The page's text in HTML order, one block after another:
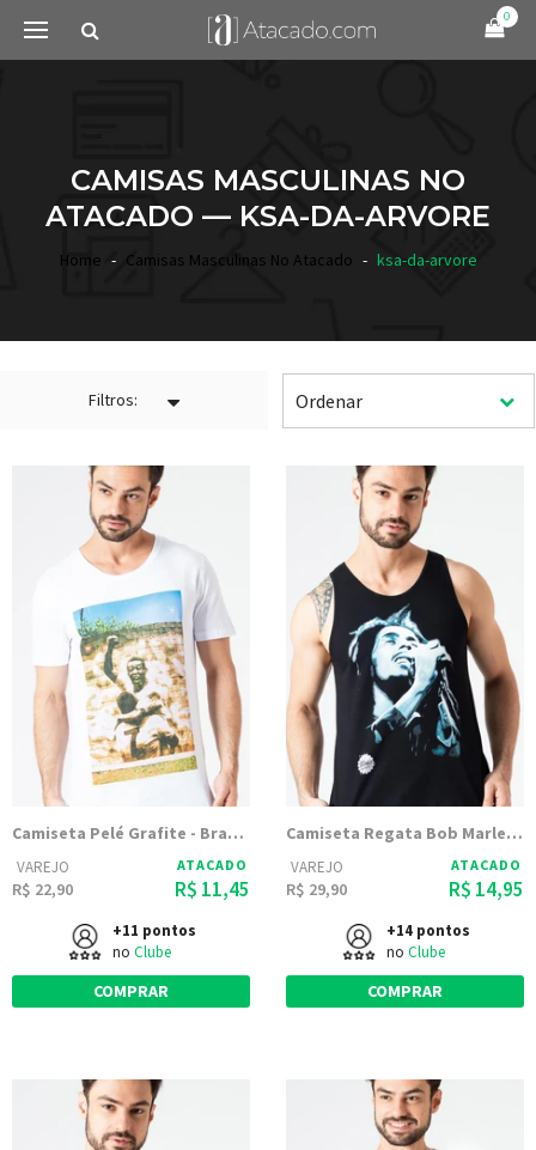
0
CAMISAS MASCULINAS NO
ATACADO — KSA-DA-ARVORE
Home Camisas Masculinas No Atacado ksa-da-arvore
Filtros:
Camiseta Pelé Grafite - Branca
VAREJO
R$ 22,90
ATACADO
R$ 11,45
+11 pontos
no Clube
COMPRAR
Camiseta Regata Bob Marley Grafite
VAREJO
R$ 29,90
ATACADO
R$ 14,95
+14 pontos
no Clube
COMPRAR